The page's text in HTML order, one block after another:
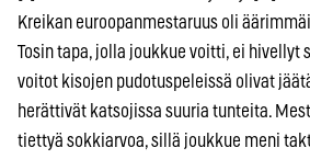
Kreikan euroopanmestaruus oli
Tosin tapa, jolla joukkue voitti, ei hivellyt
voitot kisojen pudotuspeleissä olivat
herättivät katsojissa suuria tunteita.
tiettyä sokkiarvoa, sillä joukkue meni